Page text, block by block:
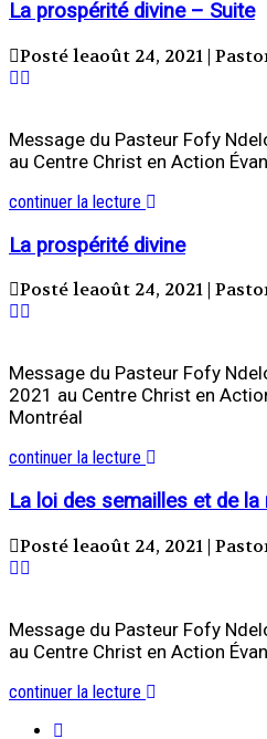
La prospérité divine – Suite
Posté leaoût 24, 2021 |
Message du Pasteur Fofy
au Centre Christ en Action
continuer la lecture
La prospérité divine
Posté leaoût 24, 2021 |
Message du Pasteur Fofy
2021 au Centre Christ en
Montréal
continuer la lecture
La loi des semailles et de
Posté leaoût 24, 2021 |
Message du Pasteur Fofy
au Centre Christ en Action
continuer la lecture